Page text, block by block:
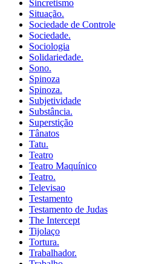
Sincretismo
Situação.
Sociedade de Controle
Sociedade.
Sociologia
Solidariedade.
Sono.
Spinoza
Spinoza.
Subjetividade
Substância.
Superstição
Tânatos
Tatu.
Teatro
Teatro Maquínico
Teatro.
Televisao
Testamento
Testamento de Judas
The Intercept
Tijolaço
Tortura.
Trabalhador.